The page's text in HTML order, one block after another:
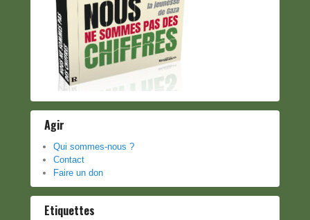
Agir
Qui sommes-nous ?
Contact
Faire un don
Etiquettes